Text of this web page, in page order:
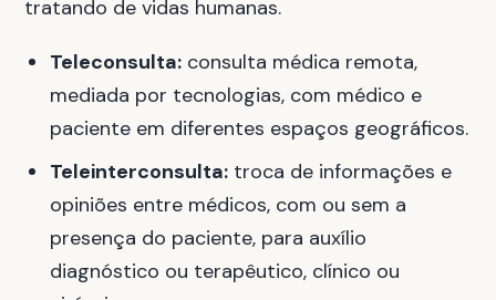
tratando de vidas humanas.
Teleconsulta: consulta médica remota,
mediada por tecnologias, com médico e
paciente em diferentes espaços geográficos.
Teleinterconsulta: troca de informações e
opiniões entre médicos, com ou sem a
presença do paciente, para auxílio
diagnóstico ou terapêutico, clínico ou